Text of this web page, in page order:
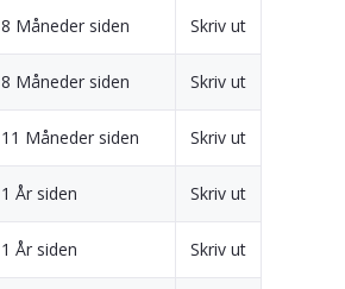
8 Måneder siden Skriv ut
8 Måneder siden Skriv ut
11 Måneder siden Skriv ut
1 År siden Skriv ut
1 År siden Skriv ut